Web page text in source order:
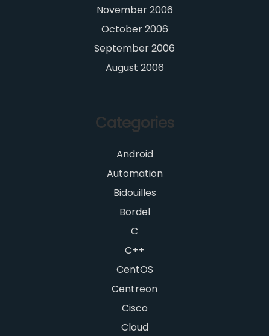
November 2006
October 2006
September 2006
August 2006
Categories
Android
Automation
Bidouilles
Bordel
C
C++
CentOS
Centreon
Cisco
Cloud